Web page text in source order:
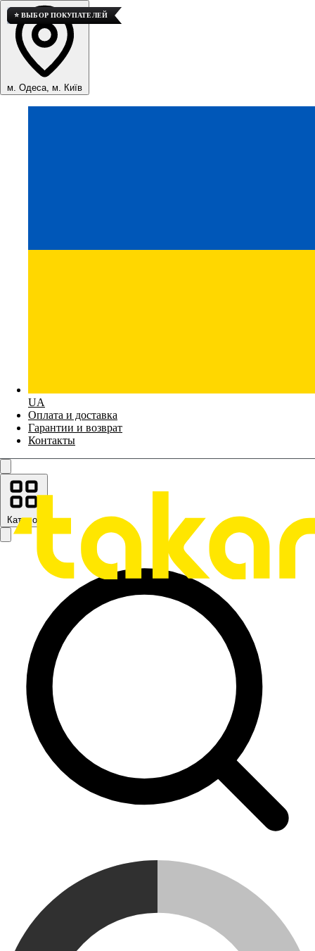
м. Одеса, м. Київ
UA
Оплата и доставка
Гарантии и возврат
Контакты
Каталог
🚀 ТОП ПРОДАЖ
⭐ ВЫБОР ПОКУПАТЕЛЕЙ
⭐ ВЫБОР ПОКУПАТЕЛЕЙ